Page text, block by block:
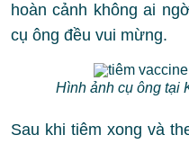
hoàn cảnh không ai
cụ ông đều vui mừng.
Hình ảnh cụ ông tại
Sau khi tiêm xong và